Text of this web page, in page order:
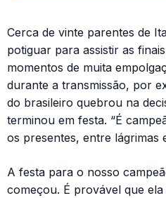
Cerca de vinte parentes de
potiguar para assistir as
momentos de muita
durante a transmissão, por
do brasileiro quebrou na
terminou em festa. “É
os presentes, entre lágrimas
A festa para o nosso
começou. É provável que